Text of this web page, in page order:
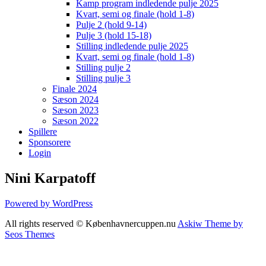
Kamp program indledende pulje 2025
Kvart, semi og finale (hold 1-8)
Pulje 2 (hold 9-14)
Pulje 3 (hold 15-18)
Stilling indledende pulje 2025
Kvart, semi og finale (hold 1-8)
Stilling pulje 2
Stilling pulje 3
Finale 2024
Sæson 2024
Sæson 2023
Sæson 2022
Spillere
Sponsorere
Login
Nini Karpatoff
Powered by WordPress
All rights reserved © Københavnercuppen.nu Askiw Theme by
Seos Themes